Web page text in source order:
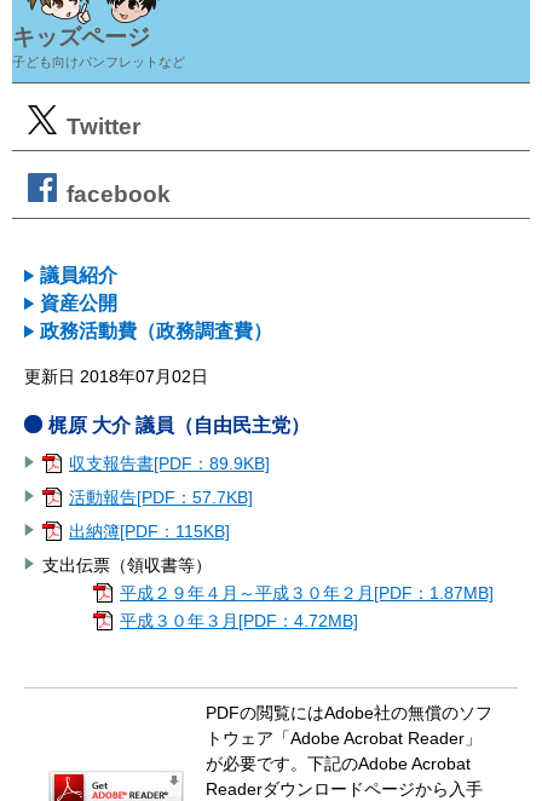
キッズページ
子ども向けパンフレットなど
Twitter
facebook
議員紹介
資産公開
政務活動費（政務調査費）
更新日 2018年07月02日
梶原 大介 議員（自由民主党）
収支報告書[PDF：89.9KB]
活動報告[PDF：57.7KB]
出納簿[PDF：115KB]
支出伝票（領収書等）
平成２９年４月～平成３０年２月[PDF：1.87MB]
平成３０年３月[PDF：4.72MB]
PDFの閲覧にはAdobe社の無償のソフ
トウェア「Adobe Acrobat Reader」
が必要です。下記のAdobe Acrobat
Readerダウンロードページから入手